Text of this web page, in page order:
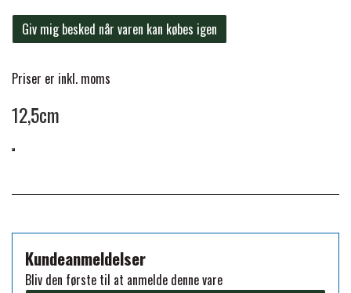
SKO & SMEDEVÆRKTØJ
PONYTRAV
PREMIER EQUINE MAGNET & INFRARØD
TERAPI
PREMIER EQUINE SADLER
PREMIER EQUINE SADEL TILBEHØR
EMIN
FENWICK LIQUID TITANIUM®
FORAN EQUINE
GP TACK
Giv mig besked når varen kan købes igen
Priser er inkl. moms
12,5cm
Kundeanmeldelser
Bliv den første til at anmelde denne vare